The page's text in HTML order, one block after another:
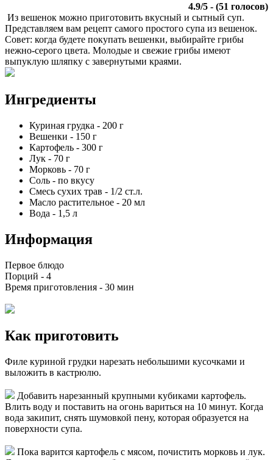
4.9/5 - (51 голосов)
Из вешенок можно приготовить вкусный и сытный суп.
Представляем вам рецепт самого простого супа из вешенок.
Совет: когда будете покупать вешенки, выбирайте грибы
нежно-серого цвета. Молодые и свежие грибы имеют
выпуклую шляпку с завернутыми краями.
Ингредиенты
Куриная грудка - 200 г
Вешенки - 150 г
Картофель - 300 г
Лук - 70 г
Морковь - 70 г
Соль - по вкусу
Смесь сухих трав - 1/2 ст.л.
Масло растительное - 20 мл
Вода - 1,5 л
Информация
Первое блюдо
Порций - 4
Время приготовления - 30 мин
Как приготовить
Филе куриной грудки нарезать небольшими кусочками и
выложить в кастрюлю.
Добавить нарезанный крупными кубиками картофель.
Влить воду и поставить на огонь вариться на 10 минут. Когда
вода закипит, снять шумовкой пену, которая образуется на
поверхности супа.
Пока варится картофель с мясом, почистить морковь и лук.